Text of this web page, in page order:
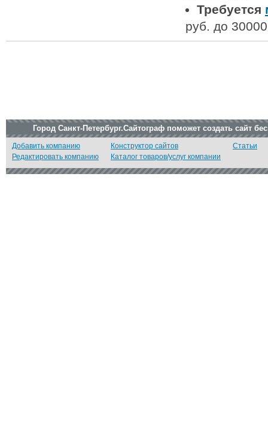
Требуется
руб. до
Город Санкт-Петербург.Сайтограф поможет создать сайт
Добавить компанию
Редактировать компанию
Конструктор сайтов
Каталог товаров/услуг компании
Статьи